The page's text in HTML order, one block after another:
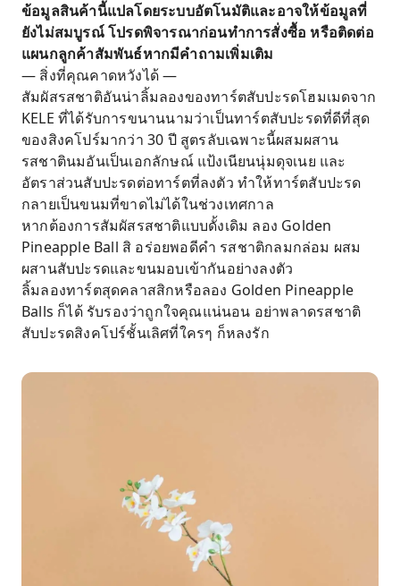
ข้อมูลสินค้านี้แปลโดยระบบอัตโนมัติและอาจให้ข้อมูลที่
ยังไม่สมบูรณ์ โปรดพิจารณาก่อนทำการสั่งซื้อ หรือติดต่อ
แผนกลูกค้าสัมพันธ์หากมีคำถามเพิ่มเติม
— สิ่งที่คุณคาดหวังได้ —
สัมผัสรสชาติอันน่าลิ้มลองของทาร์ตสับปะรดโฮมเมดจาก
KELE ที่ได้รับการขนานนามว่าเป็นทาร์ตสับปะรดที่ดีที่สุด
ของสิงคโปร์มากว่า 30 ปี สูตรลับเฉพาะนี้ผสมผสาน
รสชาตินมอันเป็นเอกลักษณ์ แป้งเนียนนุ่มดุจเนย และ
อัตราส่วนสับปะรดต่อทาร์ตที่ลงตัว ทำให้ทาร์ตสับปะรด
กลายเป็นขนมที่ขาดไม่ได้ในช่วงเทศกาล
หากต้องการสัมผัสรสชาติแบบดั้งเดิม ลอง Golden
Pineapple Ball สิ อร่อยพอดีคำ รสชาติกลมกล่อม ผสม
ผสานสับปะรดและขนมอบเข้ากันอย่างลงตัว
ลิ้มลองทาร์ตสุดคลาสสิกหรือลอง Golden Pineapple
Balls ก็ได้ รับรองว่าถูกใจคุณแน่นอน อย่าพลาดรสชาติ
สับปะรดสิงคโปร์ชั้นเลิศที่ใครๆ ก็หลงรัก